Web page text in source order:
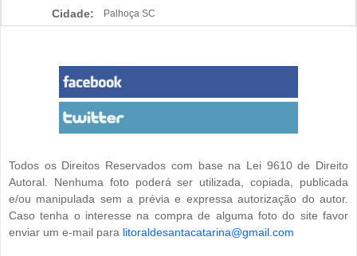
Cidade: Palhoça SC
Todos os Direitos Reservados com base na Lei 9610 de Direito
Autoral. Nenhuma foto poderá ser utilizada, copiada, publicada
e/ou manipulada sem a prévia e expressa autorização do autor.
Caso tenha o interesse na compra de alguma foto do site favor
enviar um e-mail para litoraldesantacatarina@gmail.com